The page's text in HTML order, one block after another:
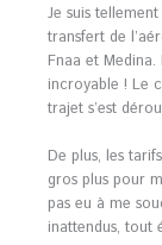
Je suis
transfert de
Fnaa et
incroyable ! Le
trajet s’est
De plus, les
gros plus pour
pas eu à me
inattendus, tout